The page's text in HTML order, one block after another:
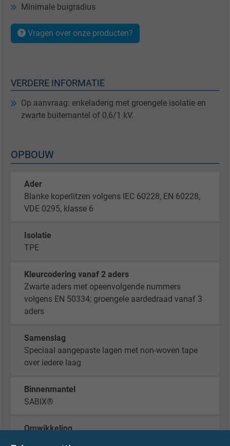
Minimale buigradius
Vragen over onze producten?
VERDERE INFORMATIE
Op aanvraag: enkeladerig met groengele isolatie en
zwarte buitemantel of 0,6/1 kV.
OPBOUW
Ader
Blanke koperlitzen volgens IEC 60228, EN 60228,
VDE 0295, klasse 6
Isolatie
TPE
Kleurcodering vanaf 2 aders
Zwarte aders met opeenvolgende nummers
volgens EN 50334; groengele aardedraad vanaf 3
aders
Samenslag
Speciaal aangepaste lagen met non-woven tape
over iedere laag
Binnenmantel
SABIX®
Omwikkeling